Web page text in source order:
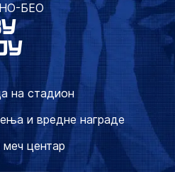
БЕО
на стадион
и вредне награде
меч центар